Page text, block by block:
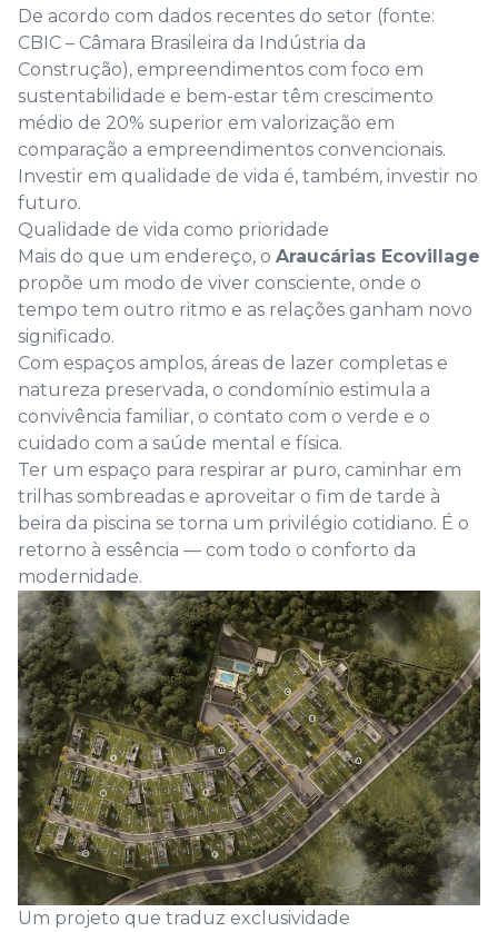
De acordo com dados recentes do setor (fonte:
CBIC – Câmara Brasileira da Indústria da
Construção), empreendimentos com foco em
sustentabilidade e bem-estar têm crescimento
médio de 20% superior em valorização em
comparação a empreendimentos convencionais.
Investir em qualidade de vida é, também, investir no
futuro.
Qualidade de vida como prioridade
Mais do que um endereço, o Araucárias Ecovillage
propõe um modo de viver consciente, onde o
tempo tem outro ritmo e as relações ganham novo
significado.
Com espaços amplos, áreas de lazer completas e
natureza preservada, o condomínio estimula a
convivência familiar, o contato com o verde e o
cuidado com a saúde mental e física.
Ter um espaço para respirar ar puro, caminhar em
trilhas sombreadas e aproveitar o fim de tarde à
beira da piscina se torna um privilégio cotidiano. É o
retorno à essência — com todo o conforto da
modernidade.
Um projeto que traduz exclusividade